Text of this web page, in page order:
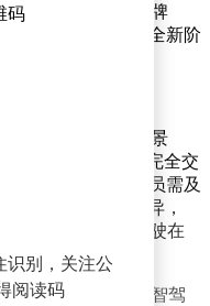
L3级自动驾驶测试牌
商业化进程进入了全新阶
地推进当中。
。在特定的驾驶场景
”，将驾驶控制权完全交
管请求时，驾驶员需及
驾驶存在本质差异，
，而L3级自动驾驶在
。
试牌照，华为乾崑智驾
识别，关注公
阅读码